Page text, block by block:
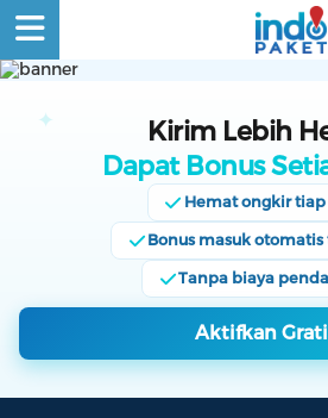
MASUK
BERANDA
TRACKING
TARIF
Kirim Lebih
Dapat Bonus
Hemat ongkir
Bonus masuk
Tanpa biaya
Aktifkan